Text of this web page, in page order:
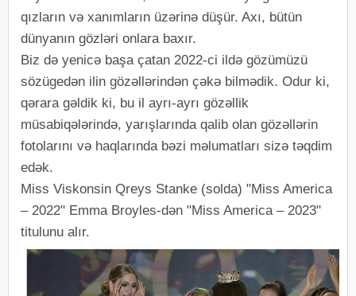
qızların və xanımların üzərinə düşür. Axı, bütün
dünyanın gözləri onlara baxır.
Biz də yenicə başa çatan 2022-ci ildə gözümüzü
sözügedən ilin gözəllərindən çəkə bilmədik. Odur ki,
qərara gəldik ki, bu il ayrı-ayrı gözəllik
müsabiqələrində, yarışlarında qalib olan gözəllərin
fotolarını və haqlarında bəzi məlumatları sizə təqdim
edək.
Miss Viskonsin Qreys Stanke (solda) "Miss America
– 2022" Emma Broyles-dən "Miss America – 2023"
titulunu alır.